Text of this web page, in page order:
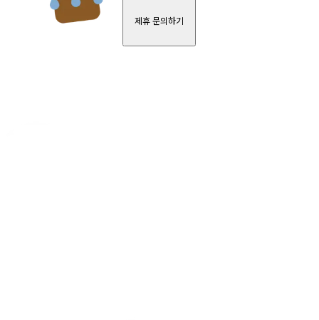
제휴 문의하기